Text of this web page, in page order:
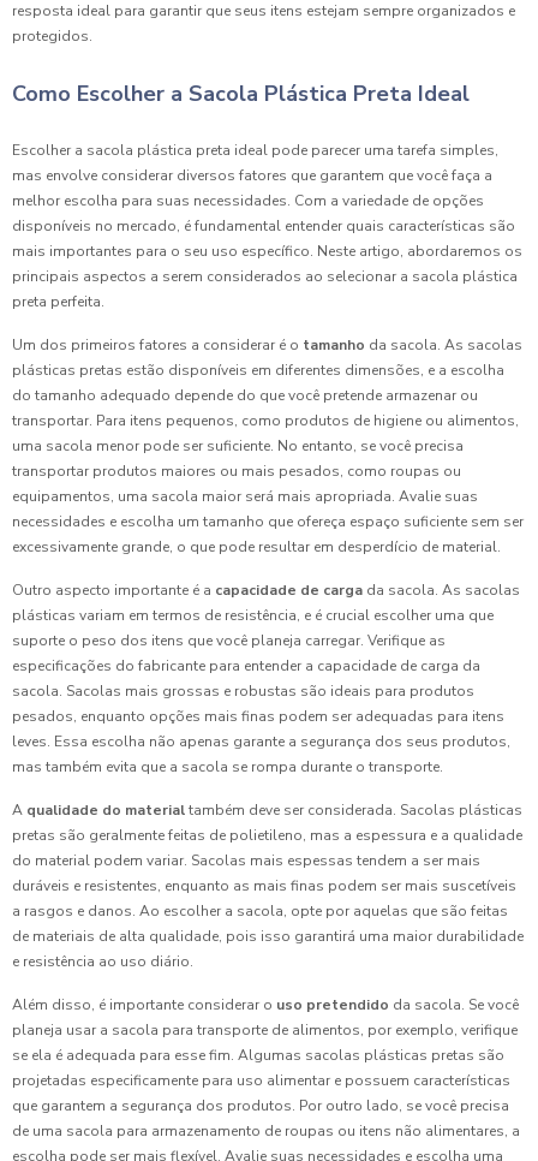
resposta ideal para garantir que seus itens estejam sempre organizados e
protegidos.
Como Escolher a Sacola Plástica Preta Ideal
Escolher a sacola plástica preta ideal pode parecer uma tarefa simples,
mas envolve considerar diversos fatores que garantem que você faça a
melhor escolha para suas necessidades. Com a variedade de opções
disponíveis no mercado, é fundamental entender quais características são
mais importantes para o seu uso específico. Neste artigo, abordaremos os
principais aspectos a serem considerados ao selecionar a sacola plástica
preta perfeita.
Um dos primeiros fatores a considerar é o tamanho da sacola. As sacolas
plásticas pretas estão disponíveis em diferentes dimensões, e a escolha
do tamanho adequado depende do que você pretende armazenar ou
transportar. Para itens pequenos, como produtos de higiene ou alimentos,
uma sacola menor pode ser suficiente. No entanto, se você precisa
transportar produtos maiores ou mais pesados, como roupas ou
equipamentos, uma sacola maior será mais apropriada. Avalie suas
necessidades e escolha um tamanho que ofereça espaço suficiente sem ser
excessivamente grande, o que pode resultar em desperdício de material.
Outro aspecto importante é a capacidade de carga da sacola. As sacolas
plásticas variam em termos de resistência, e é crucial escolher uma que
suporte o peso dos itens que você planeja carregar. Verifique as
especificações do fabricante para entender a capacidade de carga da
sacola. Sacolas mais grossas e robustas são ideais para produtos
pesados, enquanto opções mais finas podem ser adequadas para itens
leves. Essa escolha não apenas garante a segurança dos seus produtos,
mas também evita que a sacola se rompa durante o transporte.
A qualidade do materialtambém deve ser considerada. Sacolas plásticas
pretas são geralmente feitas de polietileno, mas a espessura e a qualidade
do material podem variar. Sacolas mais espessas tendem a ser mais
duráveis e resistentes, enquanto as mais finas podem ser mais suscetíveis
a rasgos e danos. Ao escolher a sacola, opte por aquelas que são feitas
de materiais de alta qualidade, pois isso garantirá uma maior durabilidade
e resistência ao uso diário.
Além disso, é importante considerar o uso pretendido da sacola. Se você
planeja usar a sacola para transporte de alimentos, por exemplo, verifique
se ela é adequada para esse fim. Algumas sacolas plásticas pretas são
projetadas especificamente para uso alimentar e possuem características
que garantem a segurança dos produtos. Por outro lado, se você precisa
de uma sacola para armazenamento de roupas ou itens não alimentares, a
escolha pode ser mais flexível. Avalie suas necessidades e escolha uma